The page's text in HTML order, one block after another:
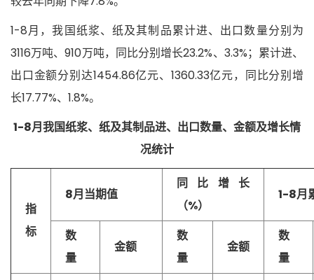
1-8月，我国纸浆、纸及其制品累计进、出口数量分别为
3116万吨、910万吨，同比分别增长23.2%、3.3%；累计进、
出口金额分别达1454.86亿元、1360.33亿元，同比分别增
长17.77%、1.8%。
1-8月我国纸浆、纸及其制品进、出口数量、金额及增长情
况统计
指
标
8月当期值
同比增长
（%）
1-8月
数
量
金额
数
量
金额
数
量